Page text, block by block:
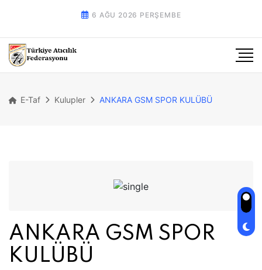
6 AĞU 2026 PERŞEMBE
E-Taf Kulupler ANKARA GSM SPOR KULÜBÜ
ANKARA GSM SPOR
KULÜBÜ